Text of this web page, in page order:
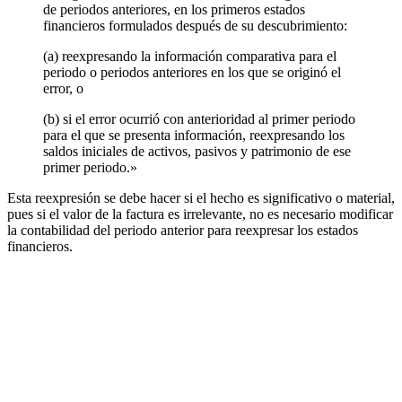
de periodos anteriores, en los primeros estados
financieros formulados después de su descubrimiento:
(a) reexpresando la información comparativa para el
periodo o periodos anteriores en los que se originó el
error, o
(b) si el error ocurrió con anterioridad al primer periodo
para el que se presenta información, reexpresando los
saldos iniciales de activos, pasivos y patrimonio de ese
primer periodo.»
Esta reexpresión se debe hacer si el hecho es significativo o material,
pues si el valor de la factura es irrelevante, no es necesario modificar
la contabilidad del periodo anterior para reexpresar los estados
financieros.